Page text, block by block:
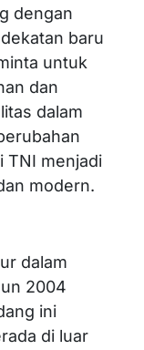
dengan
baru
untuk
dan
dalam
TNI menjadi
modern.
dalam
2004
ini
di luar